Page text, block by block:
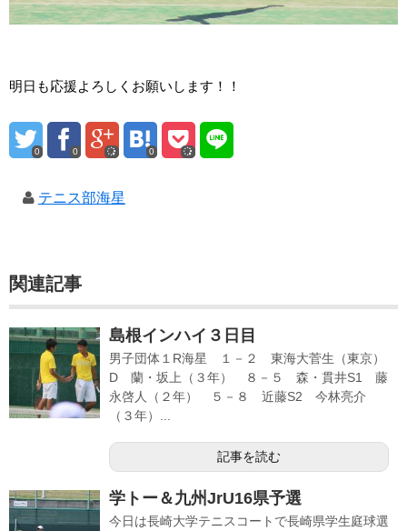
明日も応援よろしくお願いします！！
0 0 0
テニス部海星
関連記事
島根インハイ３日目
男子団体１R海星 １－２ 東海大菅生（東京）
D 蘭・坂上（３年） ８－５ 森・貫井S1 藤
永啓人（２年） ５－８ 近藤S2 今林亮介
（３年）...
記事を読む
学トー＆九州JrU16県予選
今日は長崎大学テニスコートで長崎県学生庭球選